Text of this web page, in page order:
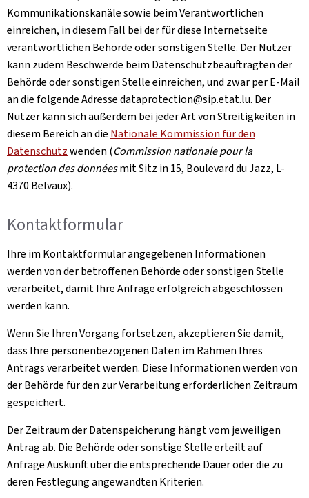
Kommunikationskanäle sowie beim Verantwortlichen
einreichen, in diesem Fall bei der für diese Internetseite
verantwortlichen Behörde oder sonstigen Stelle. Der Nutzer
kann zudem Beschwerde beim Datenschutzbeauftragten der
Behörde oder sonstigen Stelle einreichen, und zwar per E-Mail
an die folgende Adresse dataprotection@sip.etat.lu. Der
Nutzer kann sich außerdem bei jeder Art von Streitigkeiten in
diesem Bereich an die Nationale Kommission für den
Datenschutzwenden (Commission nationale pour la
protection des donnéesmit Sitz in 15, Boulevard du Jazz, L-
4370 Belvaux).
Kontaktformular
Ihre im Kontaktformular angegebenen Informationen
werden von der betroffenen Behörde oder sonstigen Stelle
verarbeitet, damit Ihre Anfrage erfolgreich abgeschlossen
werden kann.
Wenn Sie Ihren Vorgang fortsetzen, akzeptieren Sie damit,
dass Ihre personenbezogenen Daten im Rahmen Ihres
Antrags verarbeitet werden. Diese Informationen werden von
der Behörde für den zur Verarbeitung erforderlichen Zeitraum
gespeichert.
Der Zeitraum der Datenspeicherung hängt vom jeweiligen
Antrag ab. Die Behörde oder sonstige Stelle erteilt auf
Anfrage Auskunft über die entsprechende Dauer oder die zu
deren Festlegung angewandten Kriterien.